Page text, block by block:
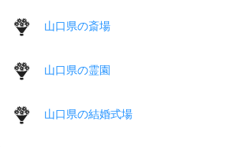
山口県の斎場
山口県の霊園
山口県の結婚式場